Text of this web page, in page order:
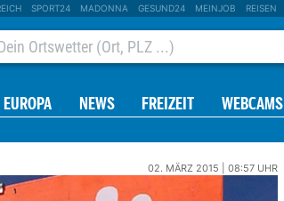
SPORT24 MADONNA GESUND24 MEINJOB REISEN
EUROPA NEWS FREIZEIT WEBCAMS
02. MÄRZ 2015 | 08:57 UHR